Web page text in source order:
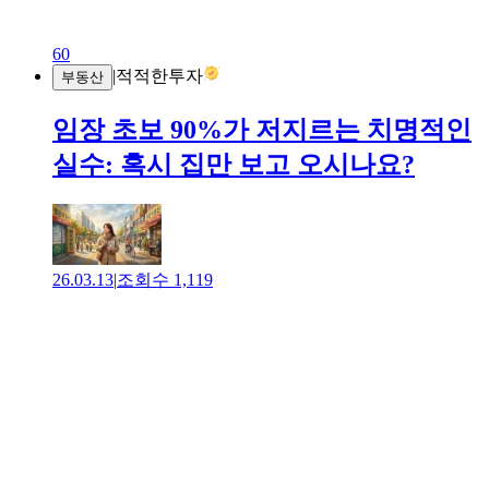
60
부동산 |적적한투자
​임장 초보 90%가 저지르는 치명적인
실수: 혹시 집만 보고 오시나요?
26.03.13|조회수 1,119